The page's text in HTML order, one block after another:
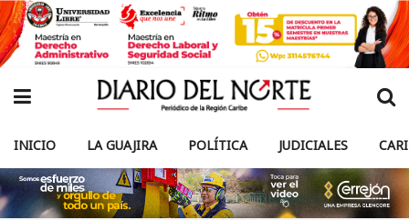
INICIO LA GUAJIRA POLÍTICA JUDICIALES